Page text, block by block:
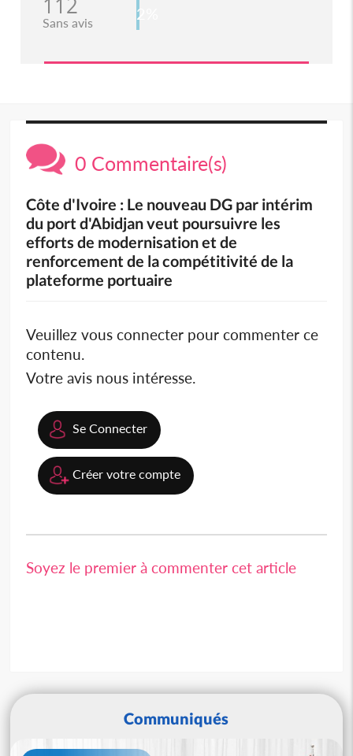
112
Sans avis 2%
0 Commentaire(s)
Côte d'Ivoire : Le nouveau DG par intérim
du port d'Abidjan veut poursuivre les
efforts de modernisation et de
renforcement de la compétitivité de la
plateforme portuaire
Veuillez vous connecter pour commenter ce
contenu.
Votre avis nous intéresse.
Se Connecter
Créer votre compte
Soyez le premier à commenter cet article
Communiqués